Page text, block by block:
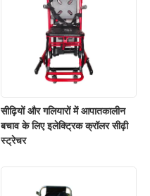
सीढ़ियों और गलियारों में आपातकालीन
बचाव के लिए इलेक्ट्रिक क्रॉलर सीढ़ी
स्ट्रेचर